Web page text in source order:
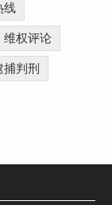
线
维权评论
捕判刑